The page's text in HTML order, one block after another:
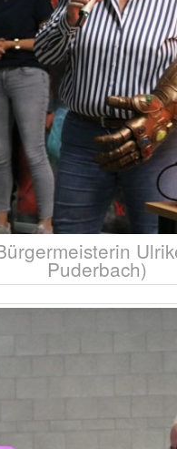
Puderbach)